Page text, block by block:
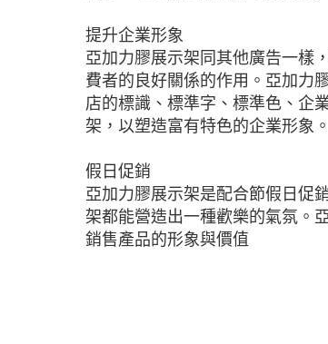
提升企業形象
亞加力膠展示架同其他廣告一樣
費者的良好關係的作用。亞加力
店的標識、標準字、標準色、企
架，以塑造富有特色的企業形象。
假日促銷
亞加力膠展示架是配合節假日促
架都能營造出一種歡樂的氣氛。
銷售產品的形象與價值